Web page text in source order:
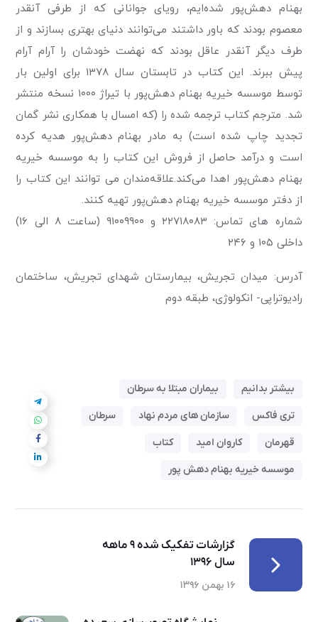
بهنام دهش‌پور شده‌ایم، رویای جوانانی که از طرفی آنقدر
معصوم بودند که باور داشتند می‌توانند دنیای بهتری بسازند و از
طرف دیگر آنقدر عاقل بودند که نهضت خودشان را آرام آرام
پیش ببرند. این کتاب در تابستان سال ۱۳۷۸ برای اولین بار
توسط موسسه خیریه بهنام دهش‌پور با تیراژ ۱۰۰۰ نسخه منتشر
شد. مترجم کتاب ترجمه شده را (که امسال با همکاری نشر گمان
تجدید چاپ شده است) به مادر بهنام دهش‌پور هدیه کرده
است و درآمد حاصل از فروش این کتاب را به موسسه خیریه
بهنام دهش‌پور اهدا می‌کند.علاقه‌مندان می توانند این کتاب را
از دفتر موسسه خیریه بهنام دهش‌پور تهیه کنند.
شماره های تماس: ۲۲۷۱۸۰۸۳ و ۹۱۰۰۹۹۰۰ (ساعت ۸ الی ۱۶)
داخلی ۱۰۵ و ۲۴۶
آدرس: میدان تجریش، بیمارستان شهدای تجریش، ساختمان
رادیوتراپی- انکولوژی، طبقه دوم
بیشتر بدانیم
بیماران مبتلا به سرطان
تری فاکس
سازمان های مردم نهاد
سرطان
قهرمان
کاروان امید
کتاب
موسسه خیریه بهنام دهش پور
گزارشات تفکیک شده ۹ ماهه
سال ۱۳۹۶
۱۶ بهمن ۱۳۹۶